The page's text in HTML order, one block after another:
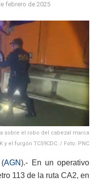
febrero de 2025
sobre el robo del cabezal marca
y el furgón TC59CDC. / Foto: PNC
(AGN).- En un operativo
113 de la ruta CA2, en